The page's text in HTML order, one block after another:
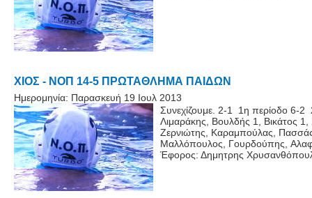
ΧΙΟΣ - ΝΟΠ 14-5 ΠΡΩΤΑΘΛΗΜΑ ΠΑΙΔΩΝ
Ημερομηνία: Παρασκευή 19 Ιουλ 2013
Συνεχίζουμε. 2-1 1η περίοδο 6-
Λιμαράκης, Βουλδής 1, Βικάτος
Ζερνιώτης, Καραμπούλας,
Μαλλόπουλος, Γουρδούπης,
Έφορος: Δημητρης